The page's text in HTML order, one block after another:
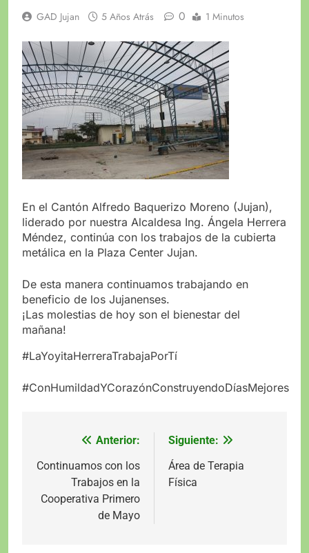
GAD Jujan 5 Años Atrás 0 1 Minutos
En el Cantón Alfredo Baquerizo Moreno (Jujan),
liderado por nuestra Alcaldesa Ing. Ángela Herrera
Méndez, continúa con los trabajos de la cubierta
metálica en la Plaza Center Jujan.
De esta manera continuamos trabajando en
beneficio de los Jujanenses.
¡Las molestias de hoy son el bienestar del
mañana!
#LaYoyitaHerreraTrabajaPorTí
#ConHumildadYCorazónConstruyendoDíasMejores
Navegación
de
entradas
Anterior:
Continuamos con los
Trabajos en la
Cooperativa Primero
de Mayo
Siguiente:
Área de Terapia
Física